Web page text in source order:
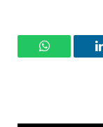
لينكدإن واتساب